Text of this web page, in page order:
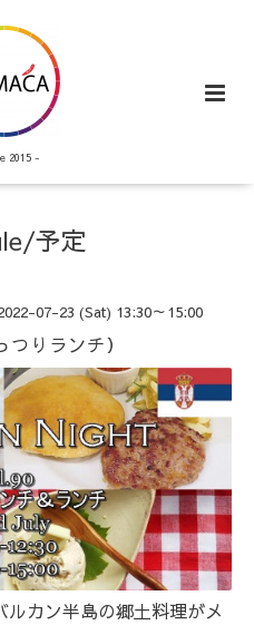
2015 -
予定
07-23 (Sat) 13:30～15:00
りランチ）
ルカン半島の郷土料理がメ